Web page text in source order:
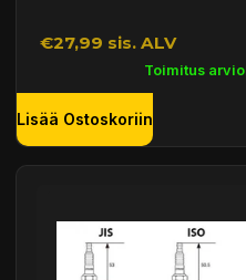
€27,99 sis. ALV
Toimitus
Lisää Ostoskoriin